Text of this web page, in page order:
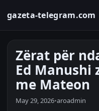
gazeta-telegram.com
Zërat për
Ed Manushi
me Mateon
May 29, 2026•aroadmin